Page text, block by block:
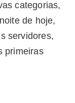
categorias,
de hoje,
servidores,
primeiras